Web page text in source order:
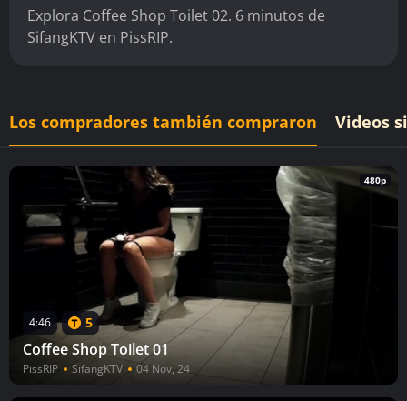
Explora Coffee Shop Toilet 02. 6 minutos de
SifangKTV en PissRIP.
Los compradores también compraron Videos
480p
4:46 5
Coffee Shop Toilet 01
PissRIP SifangKTV 04 Nov, 24